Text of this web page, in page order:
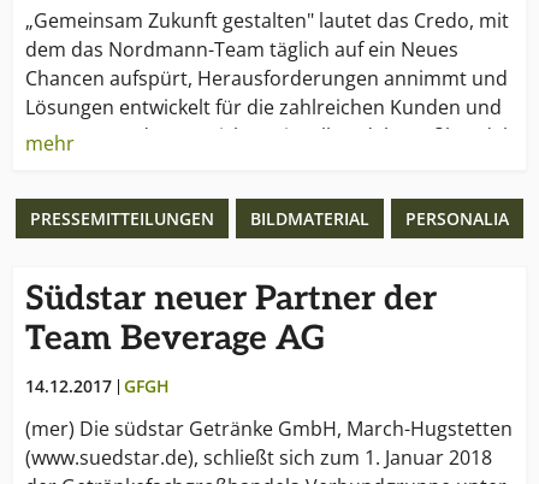
„Gemeinsam Zukunft gestalten" lautet das Credo, mit
dem das Nordmann-Team täglich auf ein Neues
Chancen aufspürt, Herausforderungen annimmt und
Lösungen entwickelt für die zahlreichen Kunden und
Partner aus den Bereichen Einzelhandel, Großhandel
mehr
PRESSEMITTEILUNGEN BILDMATERIAL PERSONALIA
Südstar neuer Partner der
Team Beverage AG
14.12.2017 GFGH
(mer) Die südstar Getränke GmbH, March-Hugstetten
(www.suedstar.de), schließt sich zum 1. Januar 2018